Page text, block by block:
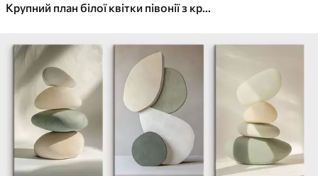
Крупний план білої квітки півонії з крапельками води на пелюстках на розмитому фоні